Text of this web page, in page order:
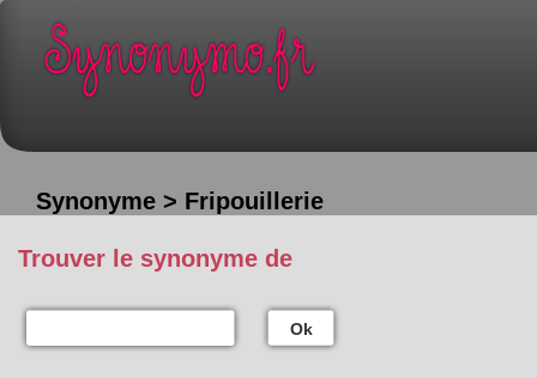
Synonyme > Fripouillerie
Trouver le synonyme de
Ok